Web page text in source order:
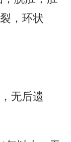
，环状
无后遗